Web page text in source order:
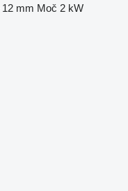
12 mm Moč 2 kW